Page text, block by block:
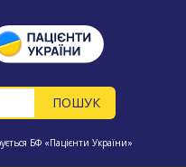
БФ «Пацієнти України»